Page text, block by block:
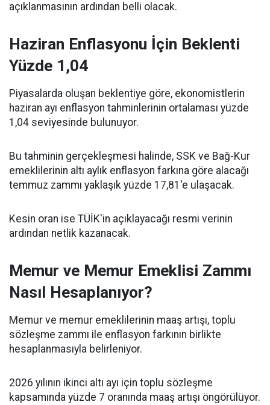
açıklanmasının ardından belli olacak.
Haziran Enflasyonu İçin Beklenti
Yüzde 1,04
Piyasalarda oluşan beklentiye göre, ekonomistlerin
haziran ayı enflasyon tahminlerinin ortalaması yüzde
1,04 seviyesinde bulunuyor.
Bu tahminin gerçekleşmesi halinde, SSK ve Bağ-Kur
emeklilerinin altı aylık enflasyon farkına göre alacağı
temmuz zammı yaklaşık yüzde 17,81'e ulaşacak.
Kesin oran ise TÜİK'in açıklayacağı resmi verinin
ardından netlik kazanacak.
Memur ve Memur Emeklisi Zammı
Nasıl Hesaplanıyor?
Memur ve memur emeklilerinin maaş artışı, toplu
sözleşme zammı ile enflasyon farkının birlikte
hesaplanmasıyla belirleniyor.
2026 yılının ikinci altı ayı için toplu sözleşme
kapsamında yüzde 7 oranında maaş artışı öngörülüyor.